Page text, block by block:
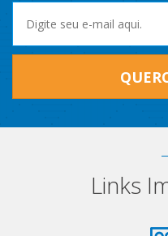
Links